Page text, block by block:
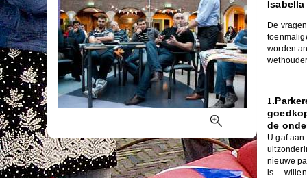
De
worden
1
de
U gaf
nieuwe
is….willen